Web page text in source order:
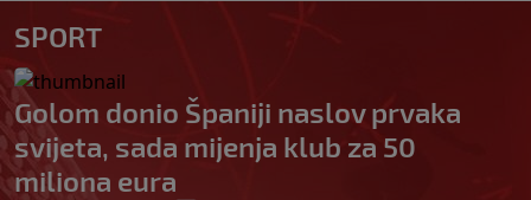
SPORT
Golom donio Španiji naslov prvaka
svijeta, sada mijenja klub za 50
miliona eura